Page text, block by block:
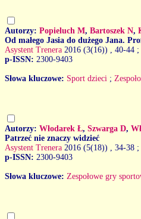
Autorzy: Popieluch M, Bartoszek N,
Od małego Jasia do dużego Jana.
Asystent Trenera 2016 (3(16))
, 40-44
p-ISSN: 2300-9403
Słowa kluczowe: Sport dzieci ;
Autorzy: Włodarek Ł, Szwarga D,
Patrzeć nie znaczy widzieć
Asystent Trenera 2016 (5(18))
, 34-38 ;
p-ISSN: 2300-9403
Słowa kluczowe: Zespołowe gry